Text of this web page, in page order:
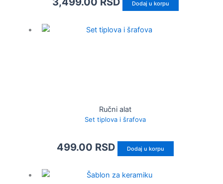
Dodaj u korpu
Ručni alat
Set tiplova i šrafova
499.00 RSD Dodaj u korpu